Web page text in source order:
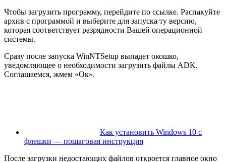
Чтобы загрузить программу, перейдите по ссылке. Распакуйте
архив с программой и выберите для запуска ту версию,
которая соответствует разрядности Вашей операционной
системы.
Сразу после запуска WinNTSetup выпадет окошко,
уведомляющее о необходимости загрузить файлы ADK.
Соглашаемся, жмем «Ок».
Как установить Windows 10 с
флешки — пошаговая инструкция
После загрузки недостающих файлов откроется главное окно